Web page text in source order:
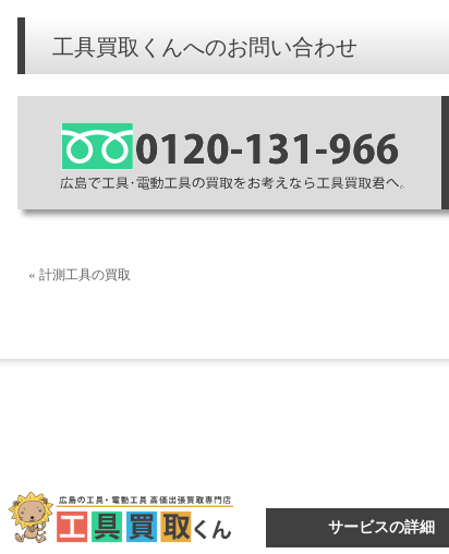
工具買取くんへのお問い合わせ
« 計測工具の買取
サービスの詳細